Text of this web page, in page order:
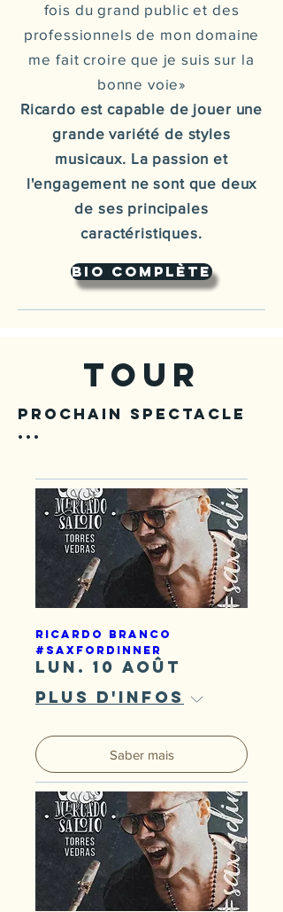
fois du grand public et des
professionnels de mon domaine
me fait croire que je suis sur la
bonne voie»
Ricardo est capable de jouer une
grande variété de styles
musicaux. La passion et
l'engagement ne sont que deux
de ses principales
caractéristiques.
Bio complète
TOUR
prochain spectacle
...
Ricardo Branco
#SaxForDinner
lun. 10 août
Plus d'infos
Saber mais